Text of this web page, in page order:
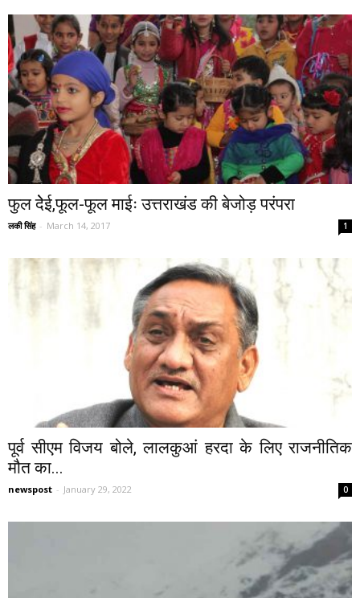
फुल देेई,फूल-फूल माईः उत्तराखंड की बेजोड़ परंपरा
लकी सिंह - March 14, 2017 1
पूर्व सीएम विजय बोले, लालकुआं हरदा के लिए राजनीतिक
मौत का...
newspost - January 29, 2022 0